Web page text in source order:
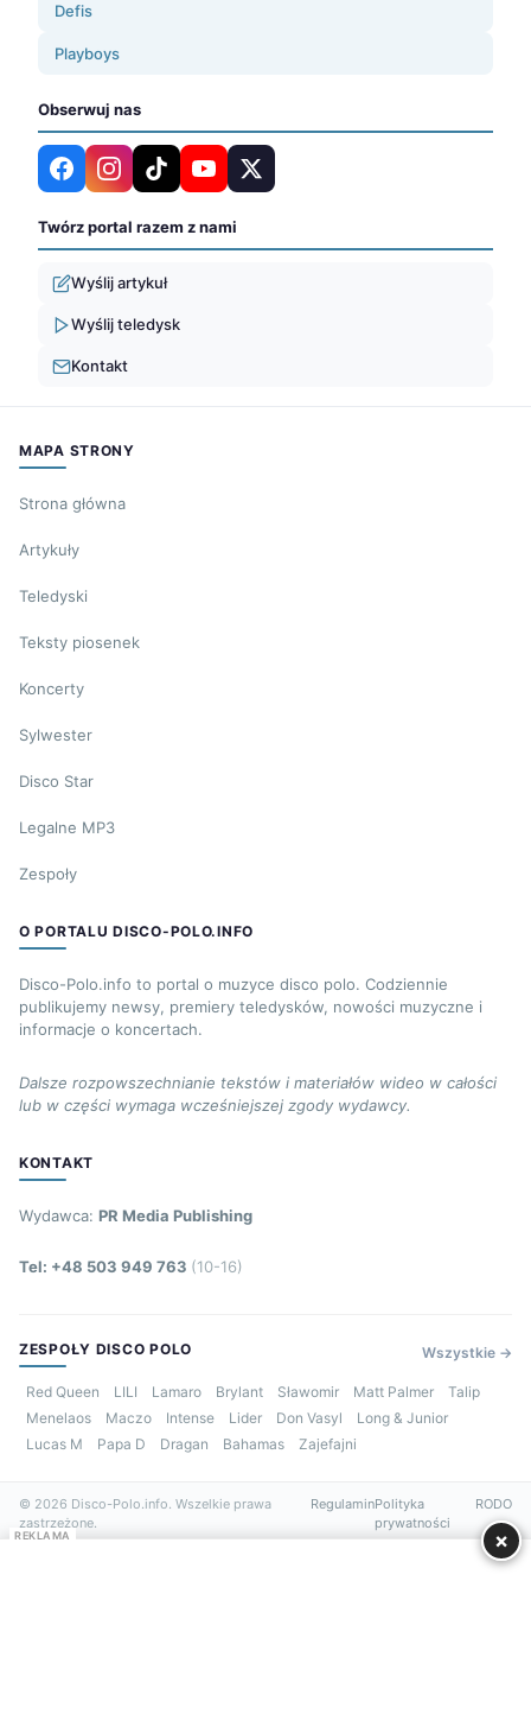
Defis
Playboys
Obserwuj nas
Twórz portal razem z nami
Wyślij artykuł
Wyślij teledysk
Kontakt
MAPA STRONY
Strona główna
Artykuły
Teledyski
Teksty piosenek
Koncerty
Sylwester
Disco Star
Legalne MP3
Zespoły
O PORTALU DISCO-POLO.INFO
Disco-Polo.info to portal o muzyce disco polo. Codziennie
publikujemy newsy, premiery teledysków, nowości muzyczne i
informacje o koncertach.
Dalsze rozpowszechnianie tekstów i materiałów wideo w całości
lub w części wymaga wcześniejszej zgody wydawcy.
KONTAKT
Wydawca: PR Media Publishing
Tel: +48 503 949 763 (10-16)
ZESPOŁY DISCO POLO Wszystkie →
Red Queen LILI Lamaro Brylant Sławomir Matt Palmer
Talip
Menelaos
Maczo Intense Lider Don Vasyl
Long & Junior
Lucas M
Papa D Dragan Bahamas Zajefajni
© 2026 Disco-Polo.info. Wszelkie prawa
zastrzeżone.
RegulaminPolityka
prywatności
RODO
REKLAMA ×